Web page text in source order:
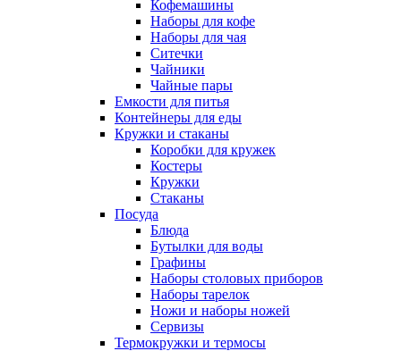
Кофемашины
Наборы для кофе
Наборы для чая
Ситечки
Чайники
Чайные пары
Емкости для питья
Контейнеры для еды
Кружки и стаканы
Коробки для кружек
Костеры
Кружки
Стаканы
Посуда
Блюда
Бутылки для воды
Графины
Наборы столовых приборов
Наборы тарелок
Ножи и наборы ножей
Сервизы
Термокружки и термосы